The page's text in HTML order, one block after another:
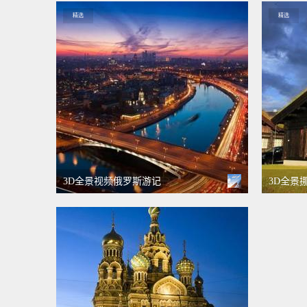
精选
3D全景视频俄罗斯游记
精选
3D全景